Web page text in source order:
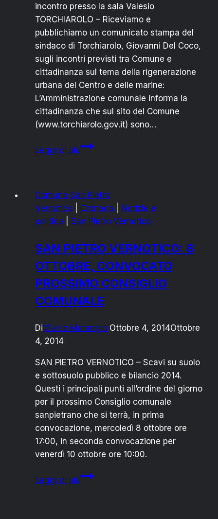
incontro presso la sala Valesio
TORCHIAROLO – Riceviamo e
pubblichiamo un comunicato stampa del
sindaco di Torchiarolo, Giovanni Del Coco,
sugli incontri previsti tra Comune e
cittadinanza sul tema della rigenerazione
urbana del Centro e delle marine:
L’Amministrazione comunale informa la
cittadinanza che sul sito del Comune
(www.torchiarolo.gov.it) sono…
Leggi di piùTORCHIAROLO:
URBANA,
DAL
CENTRO
MARINE
Comune San Pietro
Vernotico
Cronaca
Notizie e
politica
San Pietro Vernotico
SAN PIETRO VERNOTICO: 8
OTTOBRE, CONVOCATO
PROSSIMO CONSIGLIO
COMUNALE
DiMarco Marangio Ottobre 4, 2014Ottobre
4, 2014
SAN PIETRO VERNOTICO – Scavi su suolo
e sottosuolo pubblico e bilancio 2014.
Questi i principali punti all’ordine del giorno
per il prossimo Consiglio comunale
sanpietrano che si terrà, in prima
convocazione, mercoledì 8 ottobre ore
17:00, in seconda convocazione per
venerdì 10 ottobre ore 10:00.
Leggi di piùSAN